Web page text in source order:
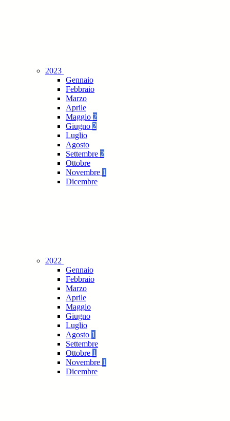
2023
Gennaio
Febbraio
Marzo
Aprile
Maggio 2
Giugno 2
Luglio
Agosto
Settembre 2
Ottobre
Novembre 1
Dicembre
2022
Gennaio
Febbraio
Marzo
Aprile
Maggio
Giugno
Luglio
Agosto 1
Settembre
Ottobre 1
Novembre 1
Dicembre